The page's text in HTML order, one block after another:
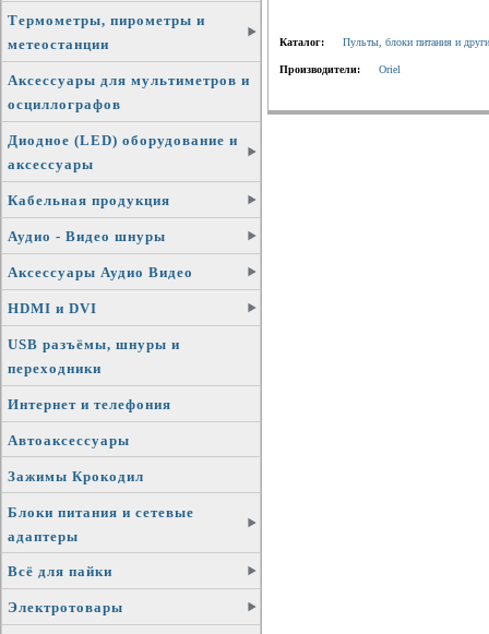
Термометры, пирометры и
метеостанции
Аксессуары для мультиметров и
осциллографов
Диодное (LED) оборудование и
аксессуары
Кабельная продукция
Аудио - Видео шнуры
Аксессуары Аудио Видео
HDMI и DVI
USB разъёмы, шнуры и
переходники
Интернет и телефония
Автоаксессуары
Зажимы Крокодил
Блоки питания и сетевые
адаптеры
Всё для пайки
Электротовары
Каталог: Пульты, блоки питания и
Производители: Oriel